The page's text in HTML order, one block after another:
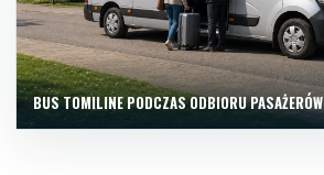
BUS TOMILINE PODCZAS ODBIORU PASAŻERÓW